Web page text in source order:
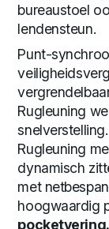
bureaustoel
lendensteun.
Punt-
Rugleuning
Rugleuning
dynamisch
met
hoogwaardig
pocketvering.